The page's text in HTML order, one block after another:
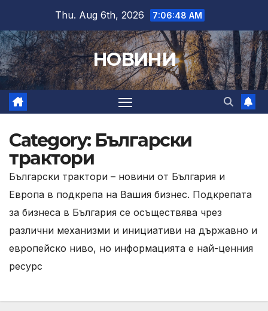
content
Thu. Aug 6th, 2026 7:06:49 AM
НОВИНИ
Category: Български
трактори
Български трактори – новини от България и
Европа в подкрепа на Вашия бизнес. Подкрепата
за бизнеса в България се осъществява чрез
различни механизми и инициативи на държавно и
европейско ниво, но информацията е най-ценния
ресурс